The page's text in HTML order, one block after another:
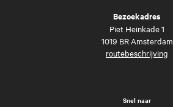
Bezoekadres
Piet Heinkade 1
1019 BR Amsterdam
routebeschrijving
Snel naar